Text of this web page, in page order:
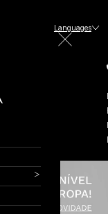
Languages